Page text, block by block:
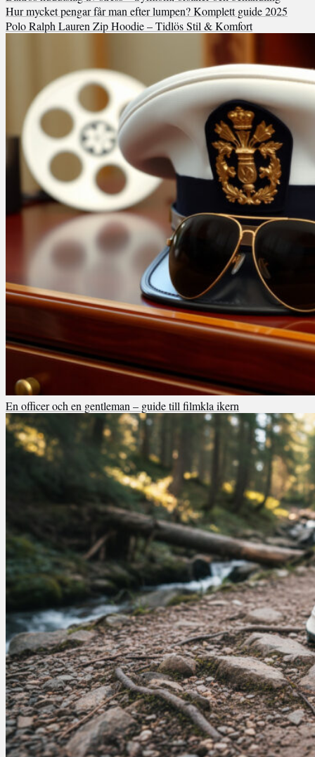
Hur mycket pengar får man efter lumpen? Komplett guide 2025
Polo Ralph Lauren Zip Hoodie – Tidlös Stil & Komfort
En officer och en gentleman – guide till filmkla ikern